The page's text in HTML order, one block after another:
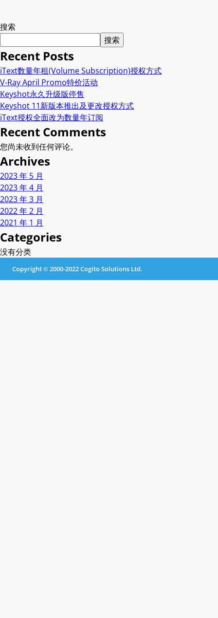
搜索
搜索
Recent Posts
iText数量年租(Volume Subscription)授权方式
V-Ray April Promo特价活动
Keyshot永久升级版停售
Keyshot 11新版本推出及更改授权方式
iText授权全面改为数量年订阅
Recent Comments
您尚未收到任何评论。
Archives
2023 年 5 月
2023 年 4 月
2023 年 3 月
2022 年 2 月
2021 年 1 月
Categories
没有分类
Copyright © 2000-2022 Cogito Solutions Ltd.